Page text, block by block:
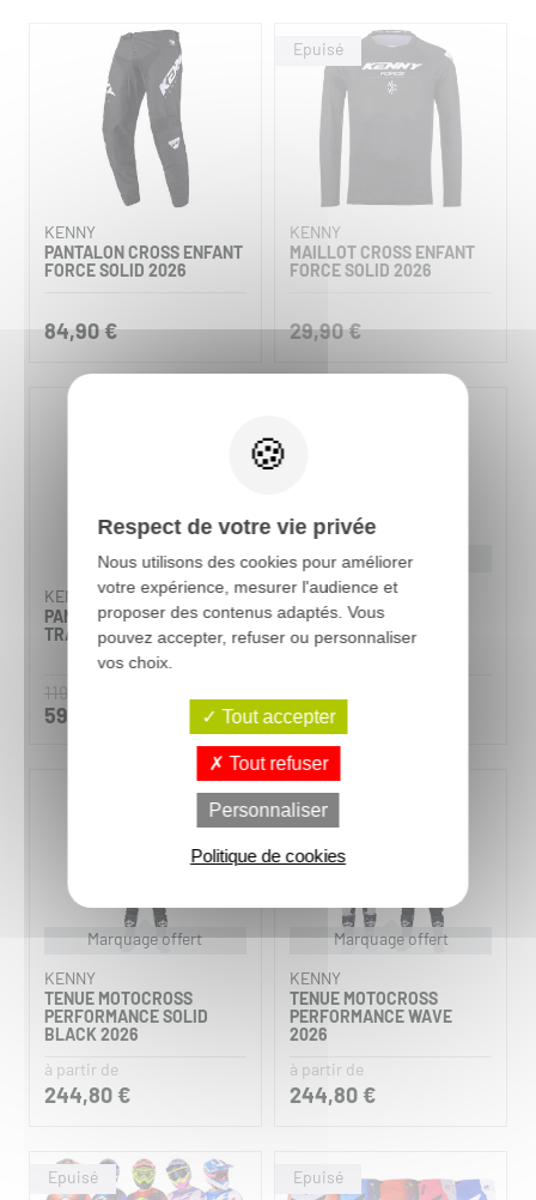
KENNY
PANTALON CROSS ENFANT
FORCE SOLID 2026
84,90 €
KENNY
MAILLOT CROSS ENFANT
FORCE SOLID 2026
29,90 €
KENNY
PANTALON CROSS ENFANT
TRACK FOCUS
119,90 €
59,95 €
Marquage offert
KENNY
TENUE MOTOCROSS
ENFANT FORCE SOLID
2026
114,80 €
Marquage offert
KENNY
TENUE MOTOCROSS
PERFORMANCE SOLID
BLACK 2026
à partir de
244,80 €
Marquage offert
KENNY
TENUE MOTOCROSS
PERFORMANCE WAVE
2026
à partir de
244,80 €
Respect de votre vie privée
Nous utilisons des cookies pour améliorer
votre expérience, mesurer l'audience et
proposer des contenus adaptés. Vous
pouvez accepter, refuser ou personnaliser
vos choix.
Tout accepter
Tout refuser
Personnaliser
Politique de cookies